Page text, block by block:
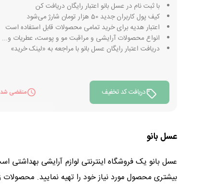
با ثبت نام در عسل بانو اعتبار رایگان دریافت کن
کیف پول کاربران جدید 50 هزار تومان شارژ می‌شود
اعتبار هدیه برای خرید تمامی محصولات قابل استفاده است
انواع محصولات آرایشی و مراقبت مو و پوست، عطریات و...
دریافت اعتبار رایگان عسل بانو با مراجعه به «لینک خرید»
دریافت کد تخفیف منقضی
عسل بانو
عسل بانو یک فروشگاه اینترنتی لوازم آرایشی
بیشتری محصول مورد نیاز خود را تهیه نمایید. محصولات